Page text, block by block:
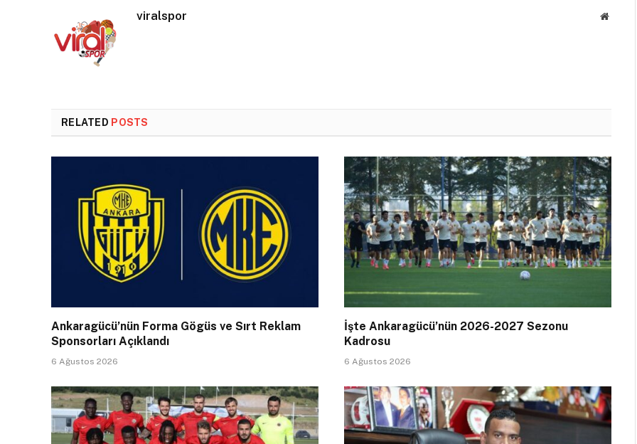
viralspor Website
RELATED POSTS
Ankaragücü’nün Forma Gögüs ve Sırt Reklam
Sponsorları Açıklandı
6 Ağustos 2026
İşte Ankaragücü’nün 2026-2027 Sezonu
Kadrosu
6 Ağustos 2026